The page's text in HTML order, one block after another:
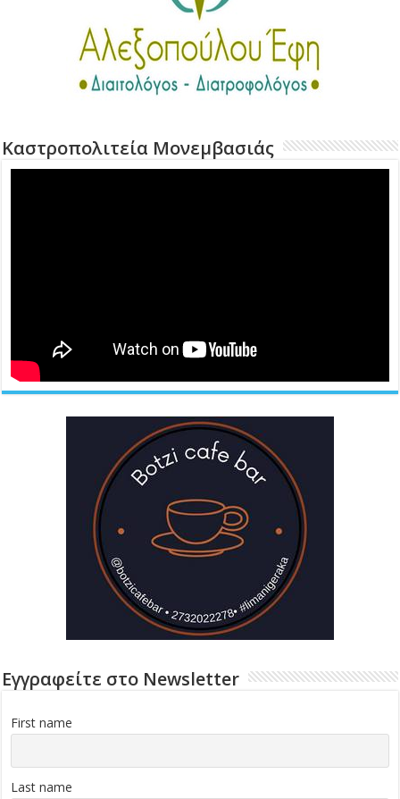
Καστροπολιτεία Μονεμβασιάς
Εγγραφείτε στο Newsletter
First name
Last name